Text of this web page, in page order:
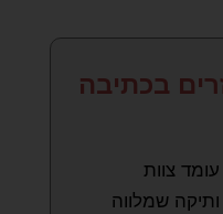
בכתיבה
צוות
שמלווה